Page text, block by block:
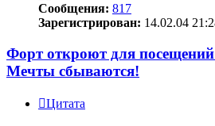
Сообщения: 817
Зарегистрирован: 14.02.04
Форт откроют для посещений
Мечты сбываются!
Цитата